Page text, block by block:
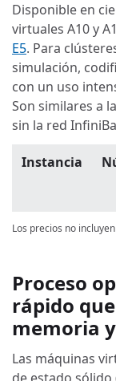
Disponible en
virtuales A10 y
E5. Para
simulación,
con un uso
Son similares a
sin la red
Instancia
Los precios no
Proceso
rápido
memoria y
Las máquinas